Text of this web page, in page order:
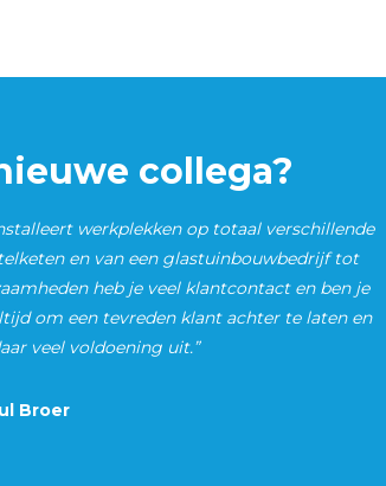
collega?
werkplekken op totaal verschillende
en van een glastuinbouwbedrijf tot
heb je veel klantcontact en ben je
om een tevreden klant achter te laten en
veel voldoening uit.”
Broer